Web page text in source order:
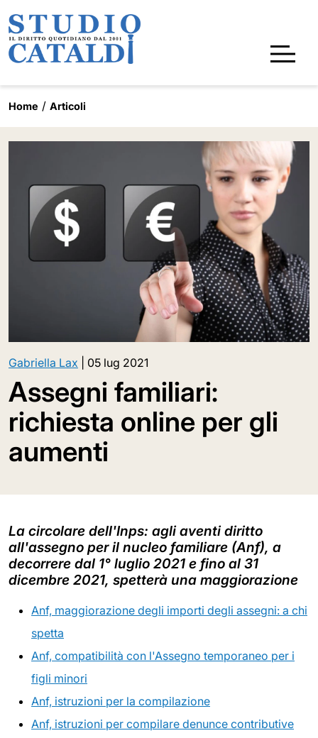
Home Articoli
Gabriella Lax 05 lug 2021
Assegni familiari:
richiesta online per gli
aumenti
La circolare dell'Inps: agli aventi diritto
all'assegno per il nucleo familiare (Anf), a
decorrere dal 1° luglio 2021 e fino al 31
dicembre 2021, spetterà una maggiorazione
Anf, maggiorazione degli importi degli assegni: a chi
spetta
Anf, compatibilità con l'Assegno temporaneo per i
figli minori
Anf, istruzioni per la compilazione
Anf, istruzioni per compilare denunce contributive